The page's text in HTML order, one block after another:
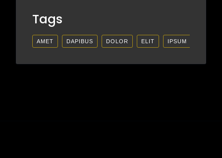
Tags
AMET DAPIBUS DOLOR ELIT IPSUM